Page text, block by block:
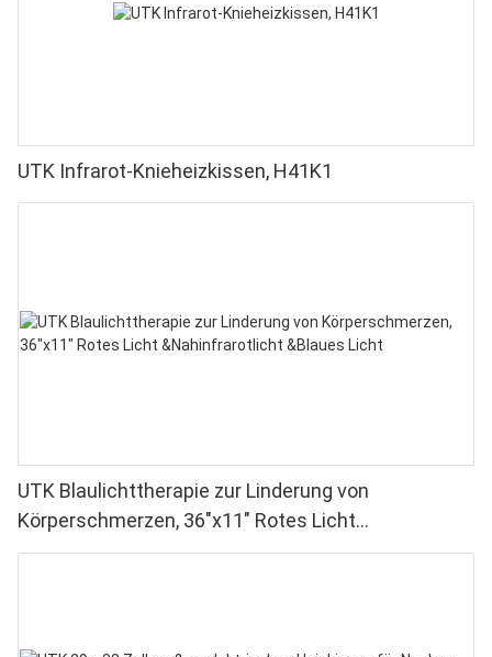
UTK Infrarot-Knieheizkissen, H41K1
UTK Blaulichttherapie zur Linderung von
Körperschmerzen, 36"x11" Rotes Licht
&Nahinfrarotlicht &Blaues Licht